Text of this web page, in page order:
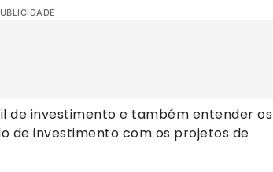
de investimento e também entender os
de investimento com os projetos de